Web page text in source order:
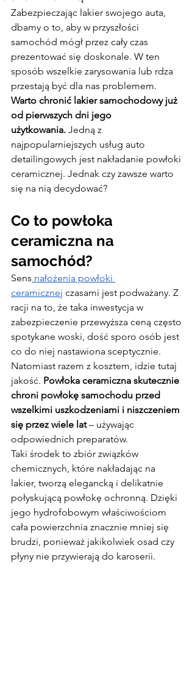
Zabezpieczając lakier swojego auta,
dbamy o to, aby w przyszłości
samochód mógł przez cały czas
prezentować się doskonale. W ten
sposób wszelkie zarysowania lub rdza
przestają być dla nas problemem.
Warto chronić lakier samochodowy już
od pierwszych dni jego
użytkowania. Jedną z
najpopularniejszych usług auto
detailingowych jest nakładanie powłoki
ceramicznej. Jednak czy zawsze warto
się na nią decydować?
Co to powłoka
ceramiczna na
samochód?
Sens nałożenia powłoki
ceramicznej czasami jest podważany. Z
racji na to, że taka inwestycja w
zabezpieczenie przewyższa ceną często
spotykane woski, dość sporo osób jest
co do niej nastawiona sceptycznie.
Natomiast razem z kosztem, idzie tutaj
jakość. Powłoka ceramiczna skutecznie
chroni powłokę samochodu przed
wszelkimi uszkodzeniami i niszczeniem
się przez wiele lat – używając
odpowiednich preparatów.
Taki środek to zbiór związków
chemicznych, które nakładając na
lakier, tworzą elegancką i delikatnie
połyskującą powłokę ochronną. Dzięki
jego hydrofobowym właściwościom
cała powierzchnia znacznie mniej się
brudzi, ponieważ jakikolwiek osad czy
płyny nie przywierają do karoserii.